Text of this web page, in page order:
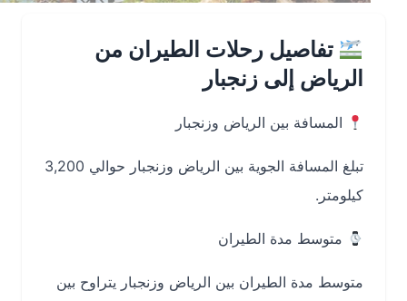
تفاصيل رحلات الطيران من
الرياض إلى زنجبار
المسافة بين الرياض وزنجبار
تبلغ المسافة الجوية بين الرياض وزنجبار حوالي 3,200
كيلومتر.
متوسط مدة الطيران
متوسط مدة الطيران بين الرياض وزنجبار يتراوح بين